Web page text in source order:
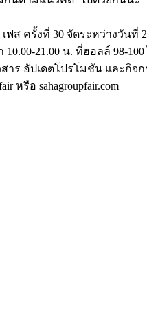
ฟส ครั้งที่ 30 จัดระหว่างวันที่
10.00-21.00 น. ที่ฮอลล์ 98-100
าร อัปเดตโปรโมชัน และกิจก
หรือ sahagroupfair.com